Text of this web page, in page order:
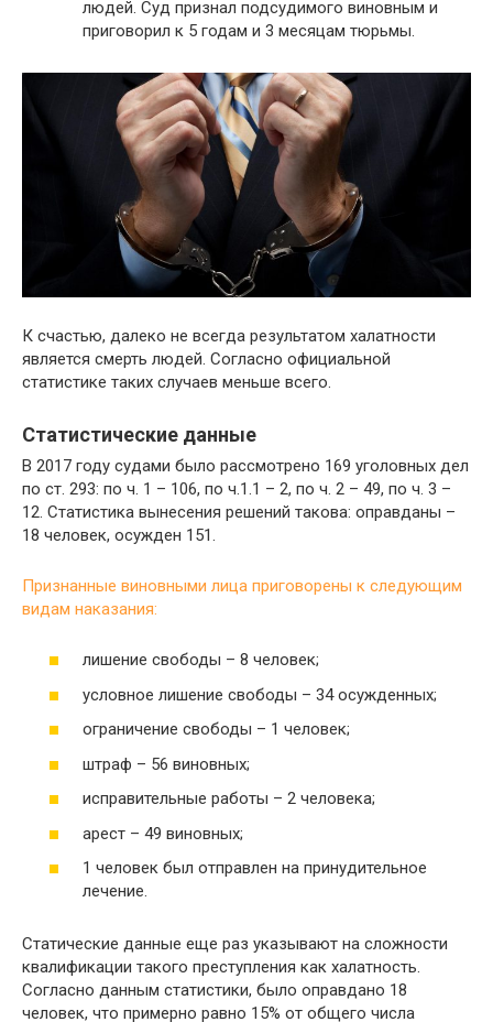
людей. Суд признал подсудимого виновным и
приговорил к 5 годам и 3 месяцам тюрьмы.
К счастью, далеко не всегда результатом халатности
является смерть людей. Согласно официальной
статистике таких случаев меньше всего.
Статистические данные
В 2017 году судами было рассмотрено 169 уголовных дел
по ст. 293: по ч. 1 – 106, по ч.1.1 – 2, по ч. 2 – 49, по ч. 3 –
12. Статистика вынесения решений такова: оправданы –
18 человек, осужден 151.
Признанные виновными лица приговорены к следующим
видам наказания:
лишение свободы – 8 человек;
условное лишение свободы – 34 осужденных;
ограничение свободы – 1 человек;
штраф – 56 виновных;
исправительные работы – 2 человека;
арест – 49 виновных;
1 человек был отправлен на принудительное
лечение.
Статические данные еще раз указывают на сложности
квалификации такого преступления как халатность.
Согласно данным статистики, было оправдано 18
человек, что примерно равно 15% от общего числа